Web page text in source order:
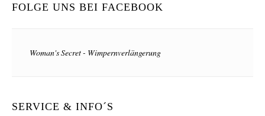
FOLGE UNS BEI FACEBOOK
Woman's Secret - Wimpernverlängerung
SERVICE & INFO´S